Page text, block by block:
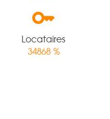
Locataires
34868 %